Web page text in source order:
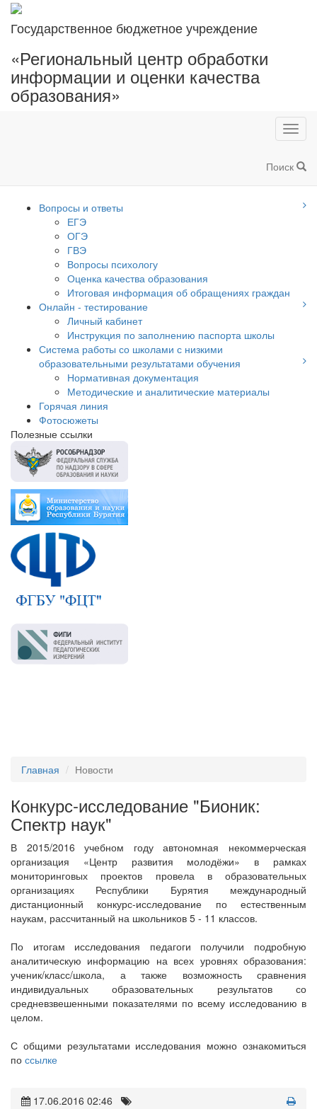
Государственное бюджетное учреждение
«Региональный центр обработки
информации и оценки качества
образования»
Поиск
Вопросы и ответы
ЕГЭ
ОГЭ
ГВЭ
Вопросы психологу
Оценка качества образования
Итоговая информация об обращениях граждан
Онлайн - тестирование
Личный кабинет
Инструкция по заполнению паспорта школы
Система работы со школами с низкими
образовательными результатами обучения
Нормативная документация
Методические и аналитические материалы
Горячая линия
Фотосюжеты
Полезные ссылки
Главная Новости
Конкурс-исследование "Бионик:
Спектр наук"
В 2015/2016 учебном году автономная некоммерческая
организация «Центр развития молодёжи» в рамках
мониторинговых проектов провела в образовательных
организациях Республики Бурятия международный
дистанционный конкурс-исследование по естественным
наукам, рассчитанный на школьников 5 - 11 классов.
По итогам исследования педагоги получили подробную
аналитическую информацию на всех уровнях образования:
ученик/класс/школа, а также возможность сравнения
индивидуальных образовательных результатов со
средневзвешенными показателями по всему исследованию в
целом.
С общими результатами исследования можно ознакомиться
по ссылке
17.06.2016 02:46